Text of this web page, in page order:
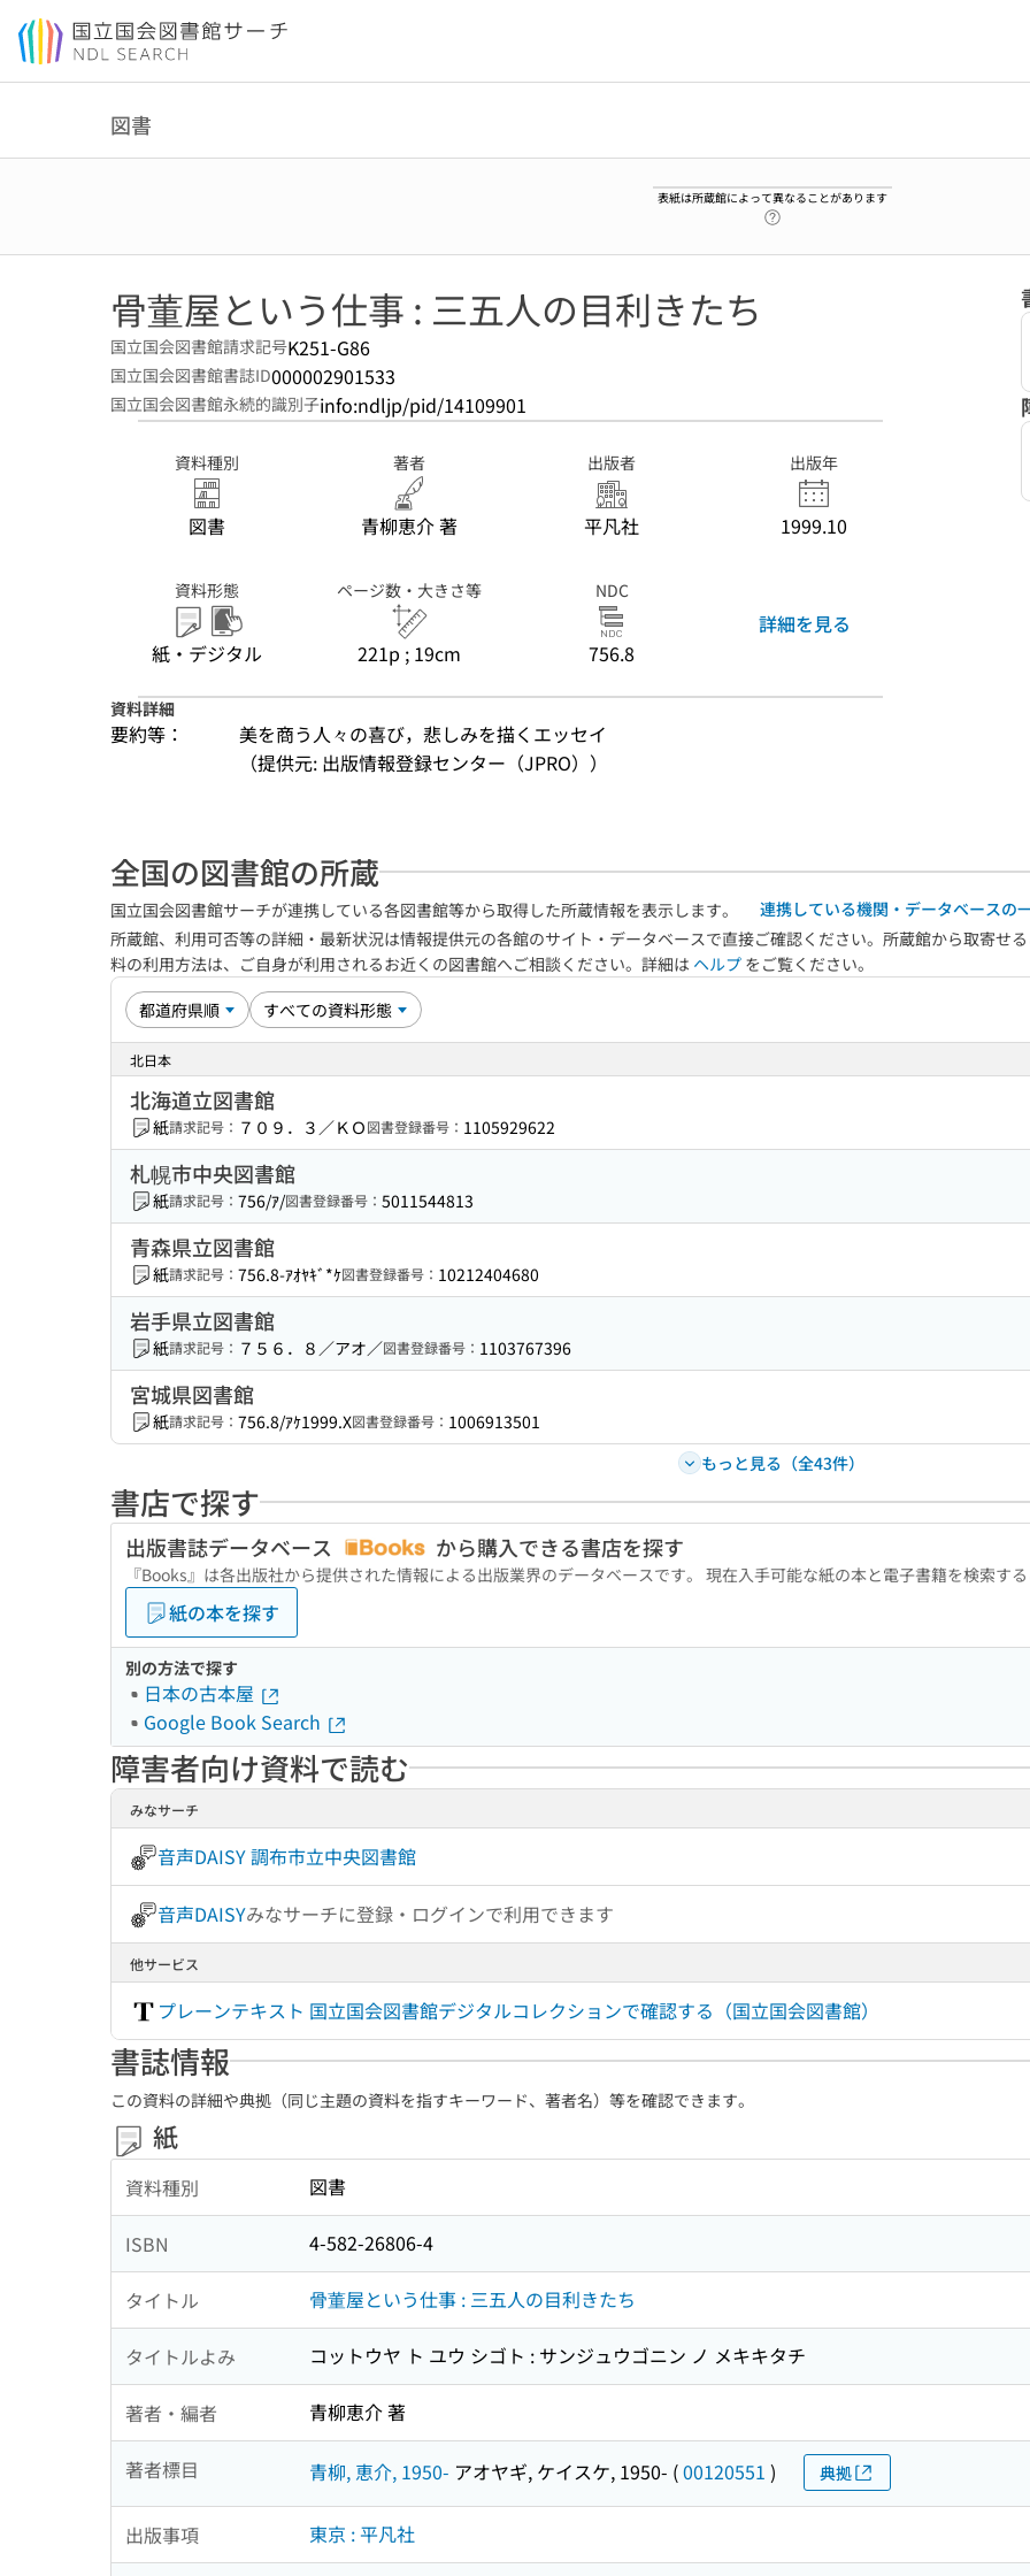
本文へ移動
図書
表紙は所蔵館によって異なることがあります
骨董屋という仕事 : 三五人の目利きたち
国立国会図書館請求記号K251-G86
国立国会図書館書誌ID000002901533
国立国会図書館永続的識別子info:ndljp/pid/14109901
資料種別
図書
著者
青柳恵介 著
出版者
平凡社
出版年
1999.10
資料形態
紙・デジタル
ページ数・大きさ等
221p ; 19cm
NDC
756.8
詳細を見る
資料詳細
要約等：
美を商う人々の喜び，悲しみを描くエッセイ
（提供元: 出版情報登録センター（JPRO））
全国の図書館の所蔵
国立国会図書館サーチが連携している各図書館等から取得した所蔵情報を表示します。
連携している機関・データベースの
所蔵館、利用可否等の詳細・最新状況は情報提供元の各館のサイト・データベースで直接ご確認ください。所蔵館から取寄せ
料の利用方法は、ご自身が利用されるお近くの図書館へご相談ください。詳細は ヘルプ をご覧ください。
北日本
北海道立図書館
紙請求記号： ７０９．３／ＫＯ図書登録番号： 1105929622
札幌市中央図書館
紙請求記号： 756/ｱ/図書登録番号： 5011544813
青森県立図書館
紙請求記号： 756.8-ｱｵﾔｷﾞ*ｹ図書登録番号： 10212404680
岩手県立図書館
紙請求記号： ７５６．８／アオ／図書登録番号： 1103767396
宮城県図書館
紙請求記号： 756.8/ｱｹ1999.X図書登録番号： 1006913501
もっと見る（全43件）
書店で探す
出版書誌データベース から購入できる書店を探す
『Books』は各出版社から提供された情報による出版業界のデータベースです。 現在入手可能な紙の本と電子書籍を検索する
紙の本を探す
別の方法で探す
日本の古本屋
Google Book Search
障害者向け資料で読む
みなサーチ
音声DAISY 調布市立中央図書館
音声DAISYみなサーチに登録・ログインで利用できます
他サービス
プレーンテキスト 国立国会図書館デジタルコレクションで確認する（国立国会図書館）
書誌情報
この資料の詳細や典拠（同じ主題の資料を指すキーワード、著者名）等を確認できます。
紙
資料種別 図書
ISBN 4-582-26806-4
タイトル 骨董屋という仕事 : 三五人の目利きたち
タイトルよみ コットウヤ ト ユウ シゴト : サンジュウゴニン ノ メキキタチ
著者・編者 青柳恵介 著
著者標目 青柳, 恵介, 1950- アオヤギ, ケイスケ, 1950- (00120551 ) 典拠
出版事項 東京 : 平凡社